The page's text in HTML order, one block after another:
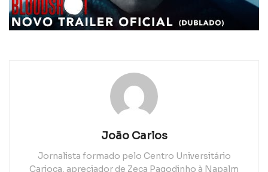
João Carlos
Jornalista formado pelo Centro Universitário
Carioca, apreciador de Zeca Pagodinho à Napalm